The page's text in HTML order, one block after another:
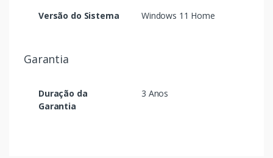
Versão do Sistema Windows 11 Home
Garantia
Duração da
Garantia
3 Anos